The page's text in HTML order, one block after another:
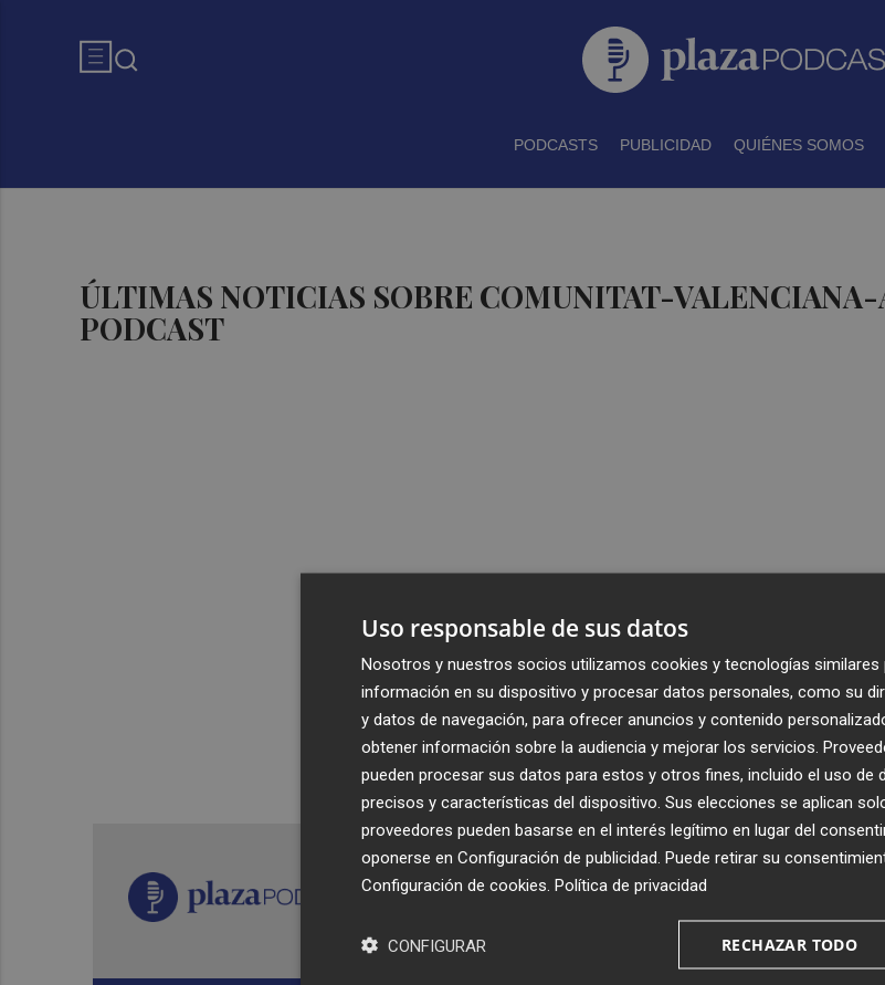
PODCASTS PUBLICIDAD QUIÉNES SOMOS
ÚLTIMAS NOTICIAS SOBRE COMUNITAT-
PODCAST
Recibe toda la actualidad de
Plaza Podcast en tu correo
Uso responsable de sus datos
Nosotros y nuestros socios utilizamos cookies y tecnologías similares
información en su dispositivo y procesar datos personales, como su
y datos de navegación, para ofrecer anuncios y contenido
obtener información sobre la audiencia y mejorar los servicios.
pueden procesar sus datos para estos y otros fines, incluido el uso de
precisos y características del dispositivo. Sus elecciones se aplican
proveedores pueden basarse en el interés legítimo en lugar del
oponerse en Configuración de publicidad . Puede retirar su
Configuración de cookies Política de privacidad
RECHAZAR TODO
CONFIGURAR